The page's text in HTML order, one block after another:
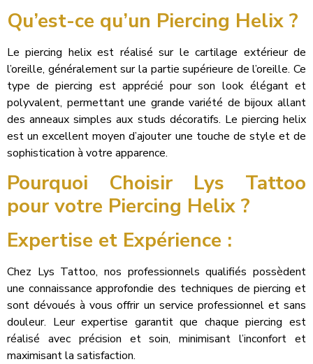
Qu’est-ce qu’un Piercing Helix ?
Le piercing helix est réalisé sur le cartilage extérieur de
l’oreille, généralement sur la partie supérieure de l’oreille. Ce
type de piercing est apprécié pour son look élégant et
polyvalent, permettant une grande variété de bijoux allant
des anneaux simples aux studs décoratifs. Le piercing helix
est un excellent moyen d’ajouter une touche de style et de
sophistication à votre apparence.
Pourquoi Choisir Lys Tattoo
pour votre Piercing Helix ?
Expertise et Expérience :
Chez Lys Tattoo, nos professionnels qualifiés possèdent
une connaissance approfondie des techniques de piercing et
sont dévoués à vous offrir un service professionnel et sans
douleur. Leur expertise garantit que chaque piercing est
réalisé avec précision et soin, minimisant l’inconfort et
maximisant la satisfaction.